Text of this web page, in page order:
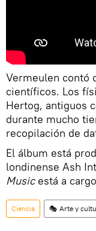
Vermeulen contó
científicos. Los
Hertog, antiguos
durante mucho
recopilación de
El álbum está
londinense Ash
Musicestá a
Ciencia 🎭 Arte y